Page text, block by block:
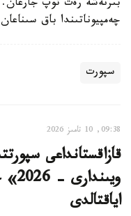
بىرنەشە رەت توپ
چەمپيوناتىندا باق
سپورت
09:38, 10 تامىز 2026
قازاقستانداعى
اياقتالدى